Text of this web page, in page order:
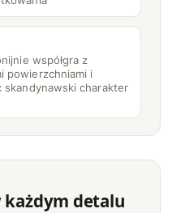
współgra z
powierzchniami i
skandynawski charakter
detalu